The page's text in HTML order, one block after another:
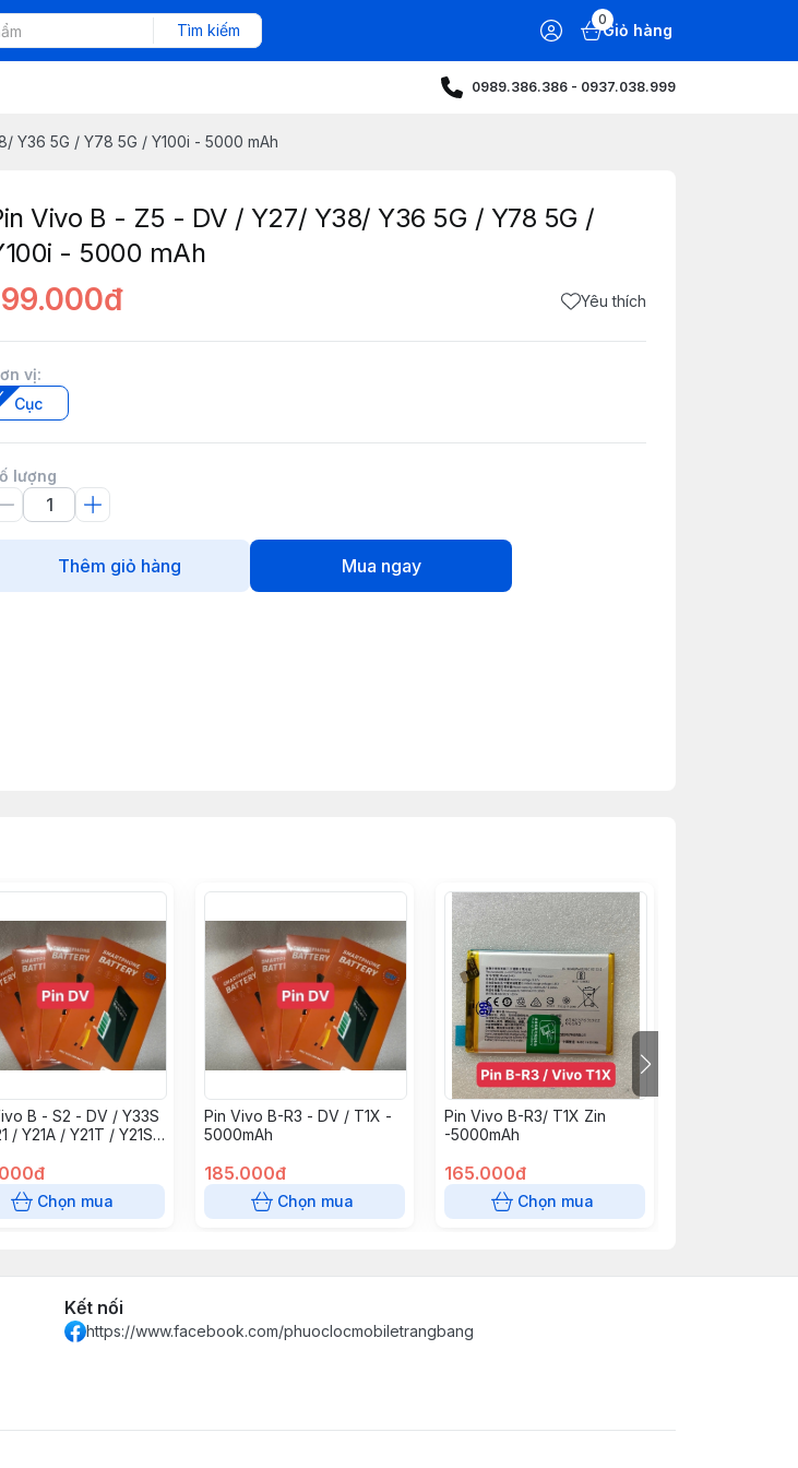
Tìm kiếm
0
Giỏ hàng
0989.386.386 - 0937.038.999
Y36 5G / Y78 5G / Y100i - 5000 mAh
Vivo B - Z5 - DV / Y27/ Y38/ Y36 5G / Y78 5G /
- 5000 mAh
Yêu thích
vị:
Cục
lượng
Thêm giỏ hàng Mua ngay
B - S2 - DV / Y33S
/ Y21A / Y21T / Y21S -
Chọn mua
Pin Vivo B-R3 - DV / T1X -
5000mAh
185.000đ
Chọn mua
Pin Vivo B-R3/ T1X Zin
-5000mAh
165.000đ
Chọn mua
Kết nối
https://www.facebook.com/phuoclocmobiletrangbang